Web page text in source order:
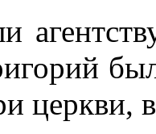
церкви,